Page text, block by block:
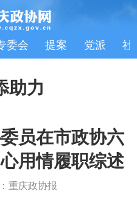
委会 提案 党派 社
助力
员在市政协六
用情履职综述
重庆政协报